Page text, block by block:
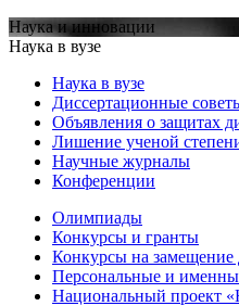
Наука и инновации
Наука в вузе
Наука в вузе
Диссертационные
Объявления о защитах
Лишение ученой
Научные журналы
Конференции
Олимпиады
Конкурсы и гранты
Конкурсы на замещение
Персональные и
Национальный проект